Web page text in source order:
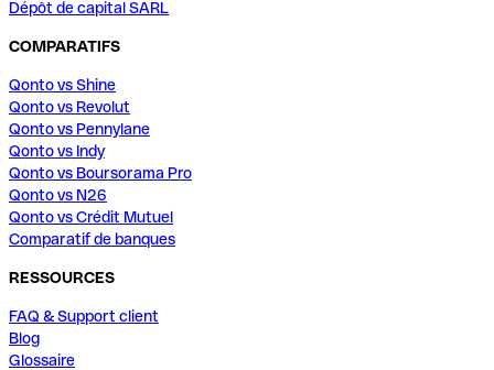
Dépôt de capital SARL
COMPARATIFS
Qonto vs Shine
Qonto vs Revolut
Qonto vs Pennylane
Qonto vs Indy
Qonto vs Boursorama Pro
Qonto vs N26
Qonto vs Crédit Mutuel
Comparatif de banques
RESSOURCES
FAQ & Support client
Blog
Glossaire